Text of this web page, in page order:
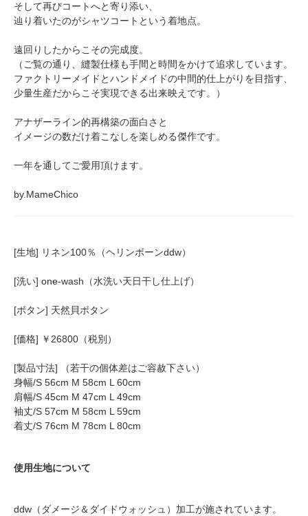
そして再びコートへと寄り添い、
辿り着いたのがシャツコートという着地点。
遠回りしたからこその完成度。
（ご覧の通り、縫製仕様も手間と時間をかけて追求しています。
ファクトリーメイドとハンドメイドの中間的仕上がりを目指す、
少量生産だからこそ実現できる出来映えです。）
アナザーライン的再構築の面白さと
イメージの数だけ着こなしを楽しめる傑作です。
一年を通してご愛用頂けます。
by.MameChico
[生地] リネン100％（ヘリンボーンddw）
[洗い] one-wash（水洗い天日干し仕上げ）
[ボタン] 天然貝ボタン
[価格] ￥26800（税別）
[製品寸法] （若干の個体差はご容赦下さい）
身幅/S 56cm M 58cm L 60cm
肩幅/S 45cm M 47cm L 49cm
袖丈/S 57cm M 58cm L 59cm
着丈/S 76cm M 78cm L 80cm
使用生地について
ddw（ダメージ＆ダイドウォッシュ）加工が施されています。